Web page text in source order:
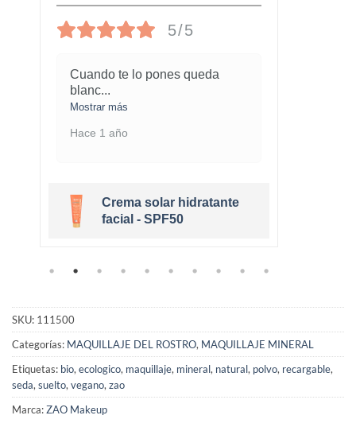
5/5
Cuando te lo pones queda
blanc...
Mostrar más
Hace 1 año
Crema solar hidratante
facial - SPF50
SKU: 111500
Categorías: MAQUILLAJE DEL ROSTRO, MAQUILLAJE MINERAL
Etiquetas: bio,ecologico, maquillaje, mineral, natural, polvo, recargable,
seda,suelto,vegano,zao
Marca:ZAO Makeup